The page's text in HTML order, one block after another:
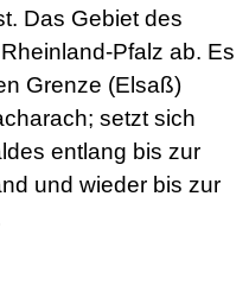
Das Gebiet des
Pfalz ab. Es
Grenze (Elsaß)
setzt sich
entlang bis zur
und wieder bis zur